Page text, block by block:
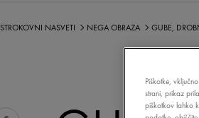
STROKOVNI NASVETI NEGA OBRAZA GUBE,
Piškotke,
strani, prikaz
piškotkov lahko